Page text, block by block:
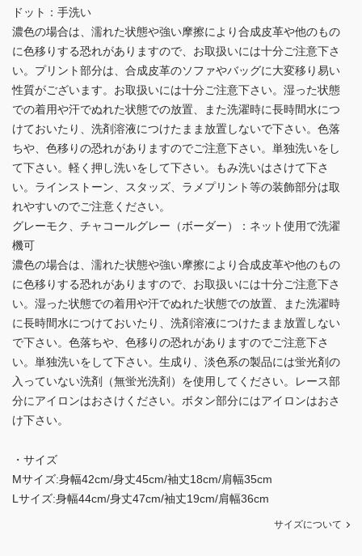
ドット：手洗い
濃色の場合は、濡れた状態や強い摩擦により合成皮革や他のもの
に色移りする恐れがありますので、お取扱いには十分ご注意下さ
い。プリント部分は、合成皮革のソファやバッグに大変移り易い
性質がございます。お取扱いには十分ご注意下さい。湿った状態
での着用や汗でぬれた状態での放置、また洗濯時に長時間水につ
けておいたり、洗剤溶液につけたまま放置しないで下さい。色落
ちや、色移りの恐れがありますのでご注意下さい。単独洗いをし
て下さい。軽く押し洗いをして下さい。もみ洗いはさけて下さ
い。ラインストーン、スタッズ、ラメプリント等の装飾部分は取
れやすいのでご注意ください。
グレーモク、チャコールグレー（ボーダー）：ネット使用で洗濯
機可
濃色の場合は、濡れた状態や強い摩擦により合成皮革や他のもの
に色移りする恐れがありますので、お取扱いには十分ご注意下さ
い。湿った状態での着用や汗でぬれた状態での放置、また洗濯時
に長時間水につけておいたり、洗剤溶液につけたまま放置しない
で下さい。色落ちや、色移りの恐れがありますのでご注意下さ
い。単独洗いをして下さい。生成り、淡色系の製品には蛍光剤の
入っていない洗剤（無蛍光洗剤）を使用してください。レース部
分にアイロンはおさけください。ボタン部分にはアイロンはおさ
け下さい。
・サイズ
Mサイズ:身幅42cm/身丈45cm/袖丈18cm/肩幅35cm
Lサイズ:身幅44cm/身丈47cm/袖丈19cm/肩幅36cm
サイズについて